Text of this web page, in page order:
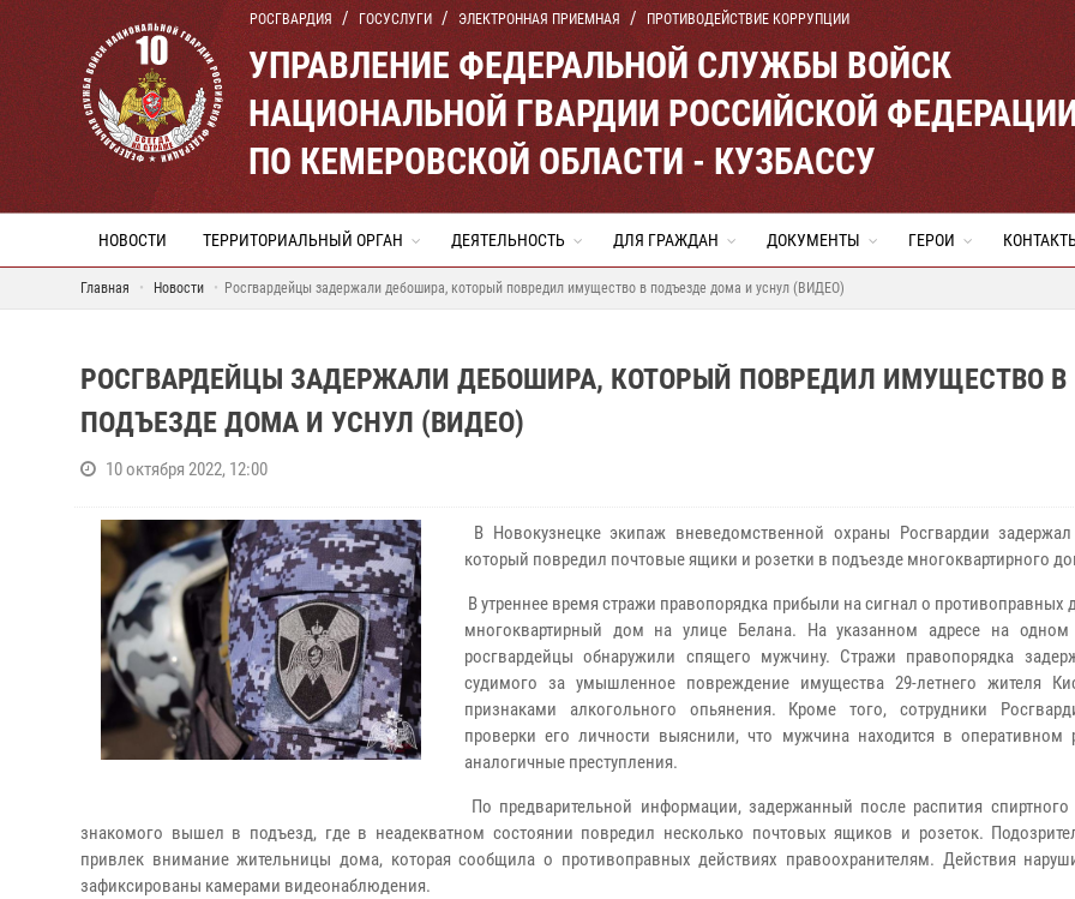
РОСГВАРДИЯ ГОСУСЛУГИ ЭЛЕКТРОННАЯ ПРИЕМНАЯ ПРОТИВОДЕЙСТВИЕ КОРРУПЦИИ
УПРАВЛЕНИЕ ФЕДЕРАЛЬНОЙ СЛУЖБЫ ВОЙСК
НАЦИОНАЛЬНОЙ ГВАРДИИ РОССИЙСКОЙ
ПО КЕМЕРОВСКОЙ ОБЛАСТИ - КУЗБАССУ
НОВОСТИ ТЕРРИТОРИАЛЬНЫЙ ОРГАН ДЕЯТЕЛЬНОСТЬ ДЛЯ ГРАЖДАН ДОКУМЕНТЫ ГЕРОИ
Главная Новости Росгвардейцы задержали дебошира, который повредил имущество в подъезде дома и уснул (ВИДЕО)
РОСГВАРДЕЙЦЫ ЗАДЕРЖАЛИ ДЕБОШИРА, КОТОРЫЙ ПОВРЕДИЛ ИМУЩЕСТВО В
ПОДЪЕЗДЕ ДОМА И УСНУЛ (ВИДЕО)
10 октября 2022, 12:00
В Новокузнецке экипаж вневедомственной охраны Росгвардии
который повредил почтовые ящики и розетки в подъезде многоквартирного
В утреннее время стражи правопорядка прибыли на сигнал о противоправных
многоквартирный дом на улице Белана. На указанном адресе на одном
росгвардейцы обнаружили спящего мужчину. Стражи правопорядка
судимого за умышленное повреждение имущества 29-летнего жителя
признаками алкогольного опьянения. Кроме того, сотрудники
проверки его личности выяснили, что мужчина находится в оперативном
аналогичные преступления.
По предварительной информации, задержанный после распития спиртного
знакомого вышел в подъезд, где в неадекватном состоянии повредил несколько почтовых ящиков и розеток.
привлек внимание жительницы дома, которая сообщила о противоправных действиях правоохранителям. Действия
зафиксированы камерами видеонаблюдения.